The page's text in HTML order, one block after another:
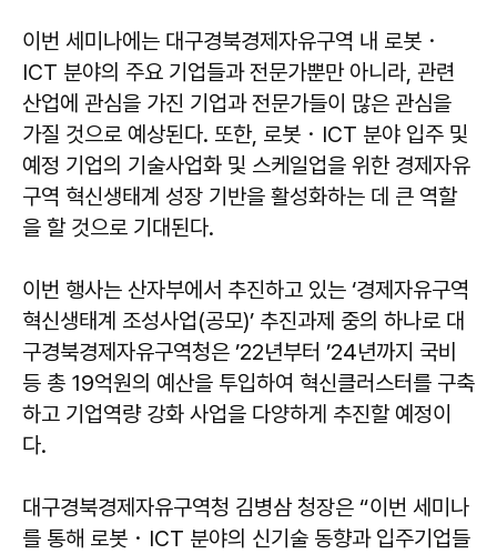
이번 세미나에는 대구경북경제자유구역 내 로봇・
ICT 분야의 주요 기업들과 전문가뿐만 아니라, 관련
산업에 관심을 가진 기업과 전문가들이 많은 관심을
가질 것으로 예상된다. 또한, 로봇・ICT 분야 입주 및
예정 기업의 기술사업화 및 스케일업을 위한 경제자유
구역 혁신생태계 성장 기반을 활성화하는 데 큰 역할
을 할 것으로 기대된다.
이번 행사는 산자부에서 추진하고 있는 ‘경제자유구역
혁신생태계 조성사업(공모)’ 추진과제 중의 하나로 대
구경북경제자유구역청은 ’22년부터 ’24년까지 국비
등 총 19억원의 예산을 투입하여 혁신클러스터를 구축
하고 기업역량 강화 사업을 다양하게 추진할 예정이
다.
대구경북경제자유구역청 김병삼 청장은 “이번 세미나
를 통해 로봇・ICT 분야의 신기술 동향과 입주기업들